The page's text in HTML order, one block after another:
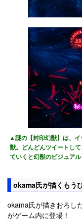
▲謎の【封印幻獣】は、
獣。どんどんツイートし
ていくと幻獣のビジュア
okama氏が描くもう
okama氏が描きおろし
がゲーム内に登場！